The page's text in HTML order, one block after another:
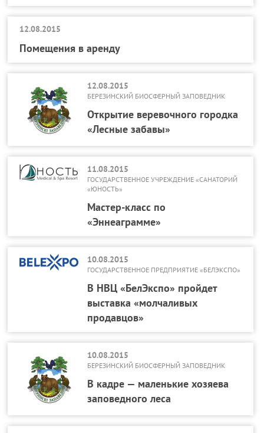
12.08.2015
Помещения в аренду
12.08.2015
БЕРЕЗИНСКИЙ БИОСФЕРНЫЙ ЗАПОВЕДНИК
Открытие веревочного городка
«Лесные забавы»
11.08.2015
ГОСУДАРСТВЕННОЕ УЧРЕЖДЕНИЕ «САНАТОРИЙ
«ЮНОСТЬ»
Мастер-класс по
«Эннеаграмме»
10.08.2015
ГОСУДАРСТВЕННОЕ ПРЕДПРИЯТИЕ «БЕЛЭКСПО»
В НВЦ «БелЭкспо» пройдет
выставка «молчаливых
продавцов»
10.08.2015
БЕРЕЗИНСКИЙ БИОСФЕРНЫЙ ЗАПОВЕДНИК
В кадре — маленькие хозяева
заповедного леса